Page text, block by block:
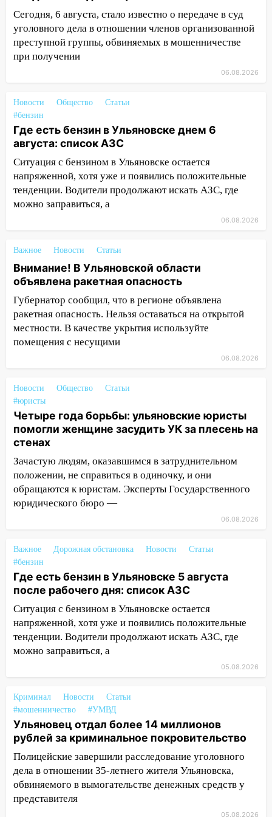
курьера: крупная авария в Ульяновске
15:15 Проводил до квартиры и ограбил:
новый кавалер женщины оказался
рецидивистом
14:23
передумать увольняться, если им
повысят зарплату
14:01 Инсценировали ДТП и получили
более 4,6 миллиона рублей: перед
судом предстанет банда
автоподставщиков
13:00
В суде защитили репутацию
мужчины, которого необоснованно
обвиняли в жестоком обращении с
животными
12:28 Миллион на «льготниках»: в
Ульяновской области перевозчик
провернул хитрую схему с чужими
120 тысяч долга
11:49 Снят режим «Ракетная
опасность» на территории Ульяновской
области
11:30 Кабмин РФ разрешил до 1 июля
2027 года импорт, выпуск и обращение
бензина Евро 2, Евро 3, Евро 4
11:12
Соцсети: на Рябикова автомобиль
10:27
Где есть бензин в Ульяновске
днем 6 августа: список АЗС
10:16 Внимание! В Ульяновской области
объявлена ракетная опасность
10:00 В Старомайнском районе утонул
51-летний мужчина
09:50
В Ульяновске черный коршун
09:44
Ульяновские спасатели помогли
юному велосипедисту на улице
Чернышевского
08:21
В Заволжском районе украли два
велосипеда
07:18 В Ульяновск идет
тридцатиградусная жара: какая будет
погода в четверг
Сегодня, 6 августа, стало известно о передаче в суд
уголовного дела в отношении членов организованной
преступной группы, обвиняемых в мошенничестве
при получении
06.08.2026
Новости Общество
Статьи
#бензин
Где есть бензин в Ульяновске днем 6
августа: список АЗС
Ситуация с бензином в Ульяновске остается
напряженной, хотя уже и появились положительные
тенденции. Водители продолжают искать АЗС, где
можно заправиться, а
06.08.2026
Важное Новости Статьи
Внимание! В Ульяновской области
объявлена ракетная опасность
Губернатор сообщил, что в регионе объявлена
ракетная опасность. Нельзя оставаться на открытой
местности. В качестве укрытия используйте
помещения с несущими
06.08.2026
Новости Общество
Статьи
#юристы
Четыре года борьбы: ульяновские юристы
помогли женщине засудить УК за плесень на
стенах
Зачастую людям, оказавшимся в затруднительном
положении, не справиться в одиночку, и они
обращаются к юристам. Эксперты Государственного
юридического бюро —
06.08.2026
Важное Дорожная обстановка Новости
Статьи
#бензин
Где есть бензин в Ульяновске 5 августа
после рабочего дня: список АЗС
Ситуация с бензином в Ульяновске остается
напряженной, хотя уже и появились положительные
тенденции. Водители продолжают искать АЗС, где
можно заправиться, а
05.08.2026
Криминал Новости
Статьи
#мошенничество
#УМВД
Ульяновец отдал более 14 миллионов
рублей за криминальное покровительство
Полицейские завершили расследование уголовного
дела в отношении 35-летнего жителя Ульяновска,
обвиняемого в вымогательстве денежных средств у
представителя
05.08.2026